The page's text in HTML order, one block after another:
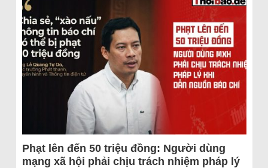
Phạt lên đến 50 triệu đồng: Người dùng
mạng xã hội phải chịu trách nhiệm pháp lý